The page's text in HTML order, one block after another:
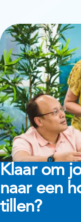
Klaar om
naar een
tillen?